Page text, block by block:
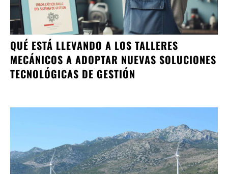
QUÉ ESTÁ LLEVANDO A LOS TALLERES
MECÁNICOS A ADOPTAR NUEVAS SOLUCIONES
TECNOLÓGICAS DE GESTIÓN